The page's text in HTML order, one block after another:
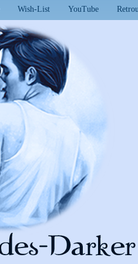
Wish-List YouTube